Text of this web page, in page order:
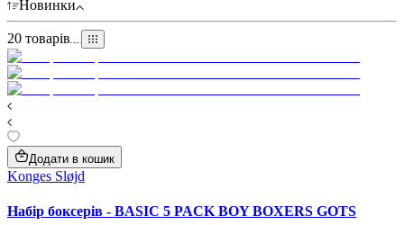
Новинки
20 товарів
Додати в кошик
Konges Sløjd
Набір боксерів - BASIC 5 PACK BOY BOXERS GOTS